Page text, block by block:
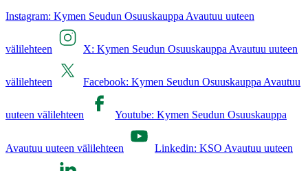
Instagram: Kymen Seudun Osuuskauppa Avautuu uuteen
välilehteen X: Kymen Seudun Osuuskauppa Avautuu uuteen
välilehteen Facebook: Kymen Seudun Osuuskauppa Avautuu
uuteen välilehteen Youtube: Kymen Seudun Osuuskauppa
Avautuu uuteen välilehteen Linkedin: KSO Avautuu uuteen